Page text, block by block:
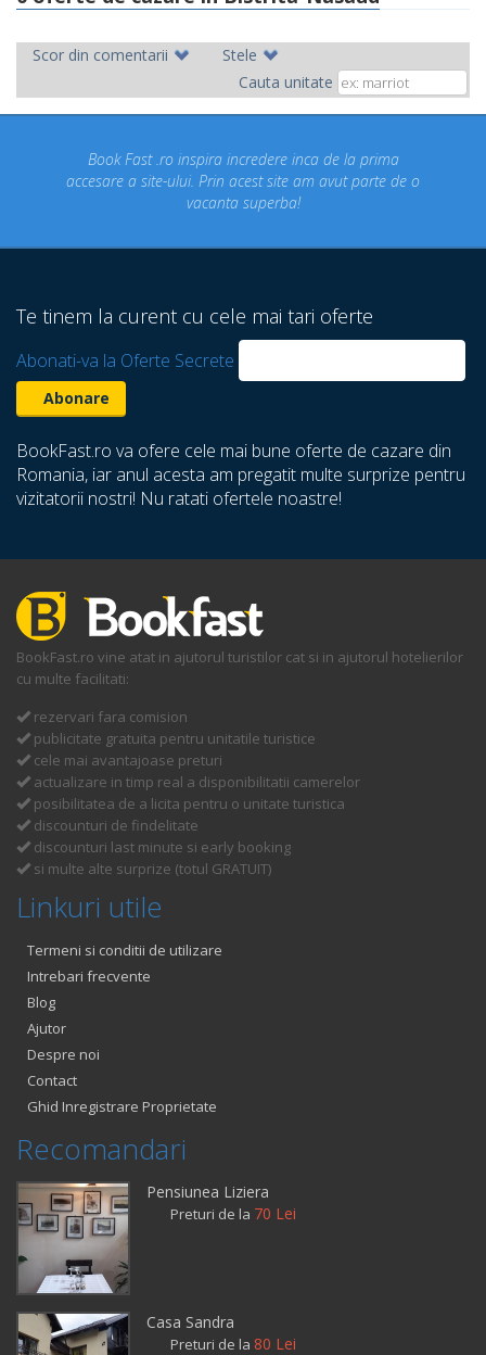
Scor din comentarii
Stele
Cauta unitate
Fast .ro inspira incredere inca de la prima
a site-ului. Prin acest site am avut parte de o
vacanta superba!
Te tinem la curent cu cele mai tari oferte
Abonati-va la Oferte Secrete
BookFast.ro va ofere cele mai bune oferte de cazare din
Romania, iar anul acesta am pregatit multe surprize pentru
vizitatorii nostri! Nu ratati ofertele noastre!
BookFast.ro vine atat in ajutorul turistilor cat si in ajutorul hotelierilor
cu multe facilitati:
rezervari fara comision
publicitate gratuita pentru unitatile turistice
cele mai avantajoase preturi
actualizare in timp real a disponibilitatii camerelor
posibilitatea de a licita pentru o unitate turistica
discounturi de findelitate
discounturi last minute si early booking
si multe alte surprize (totul GRATUIT)
Linkuri utile
Termeni si conditii de utilizare
Intrebari frecvente
Blog
Ajutor
Despre noi
Contact
Ghid Inregistrare Proprietate
Recomandari
Pensiunea Liziera
Preturi de la 70 Lei
Casa Sandra
Preturi de la 80 Lei